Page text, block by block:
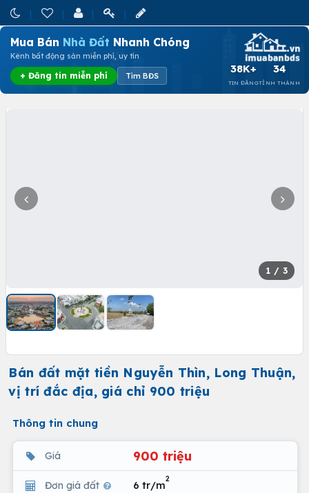
Mua Bán Nhà Đất Nhanh Chóng
Kênh bất động sản miễn phí, uy tín
+ Đăng tin miễn phí Tìm BĐS
38K+
TIN ĐĂNG
34
TỈNH THÀNH
1 / 3
Bán đất mặt tiền Nguyễn Thìn, Long Thuận,
vị trí đắc địa, giá chỉ 900 triệu
Thông tin chung
Giá 900 triệu
Đơn giá đất 6 tr/m
2